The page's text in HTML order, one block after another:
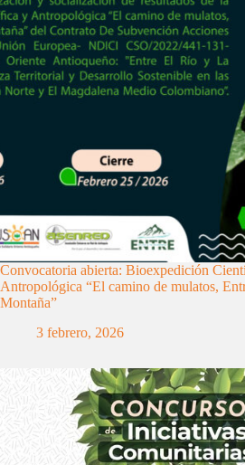
Convocatoria abierta: Bioexpedición
Antropológica “El camino de mulatos,
Montaña”
3 febrero, 2026